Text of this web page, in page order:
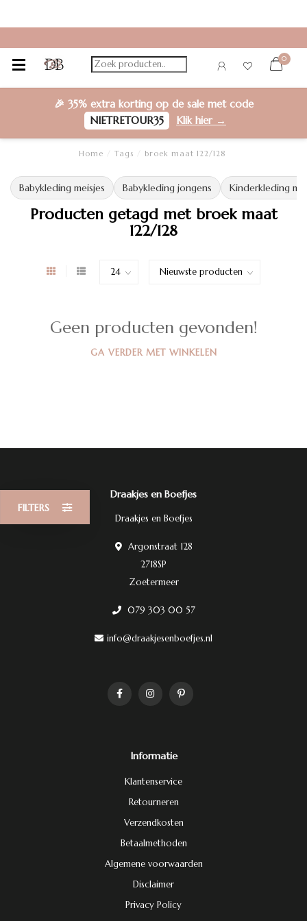
0
🎉 35% extra kortingop de sale met code
NIETRETOUR35
Klik hier →
Home Tags broek maat 122/128
Babykleding meisjes Babykleding jongens Kinderkleding
Producten getagd met broek maat
122/128
FILTERS
Geen producten gevonden!
GA VERDER MET WINKELEN
Draakjes en Boefjes
Draakjes en Boefjes
Argonstraat 128
2718SP
Zoetermeer
079 303 00 57
info@draakjesenboefjes.nl
Informatie
Klantenservice
Retourneren
Verzendkosten
Betaalmethoden
Algemene voorwaarden
Disclaimer
Privacy Policy